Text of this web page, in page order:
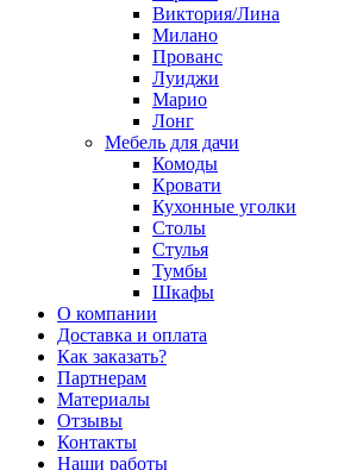
Виктория/Лина
Милано
Прованс
Луиджи
Марио
Лонг
Мебель для дачи
Комоды
Кровати
Кухонные уголки
Столы
Стулья
Тумбы
Шкафы
О компании
Доставка и оплата
Как заказать?
Партнерам
Материалы
Отзывы
Контакты
Наши работы